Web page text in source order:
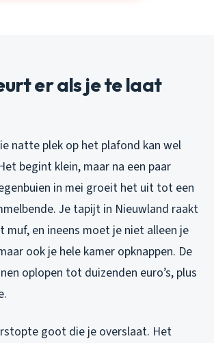
er als je te laat
natte plek op het plafond kan wel
begint klein, maar na een paar
in mei groeit het uit tot een
Je tapijt in Nieuwland raakt
muf, en ineens moet je niet alleen je
ook je hele kamer opknappen. De
oplopen tot duizenden euro’s, plus
goot die je overslaat. Het